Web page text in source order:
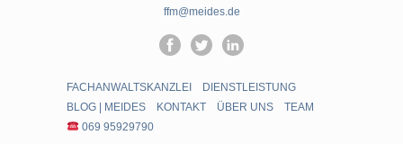
ffm@meides.de
FACHANWALTSKANZLEI
DIENSTLEISTUNG
BLOG | MEIDES
KONTAKT ÜBER UNS
TEAM
069 95929790